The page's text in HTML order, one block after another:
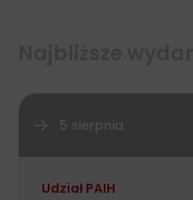
5 sierpnia
Udział PAIH